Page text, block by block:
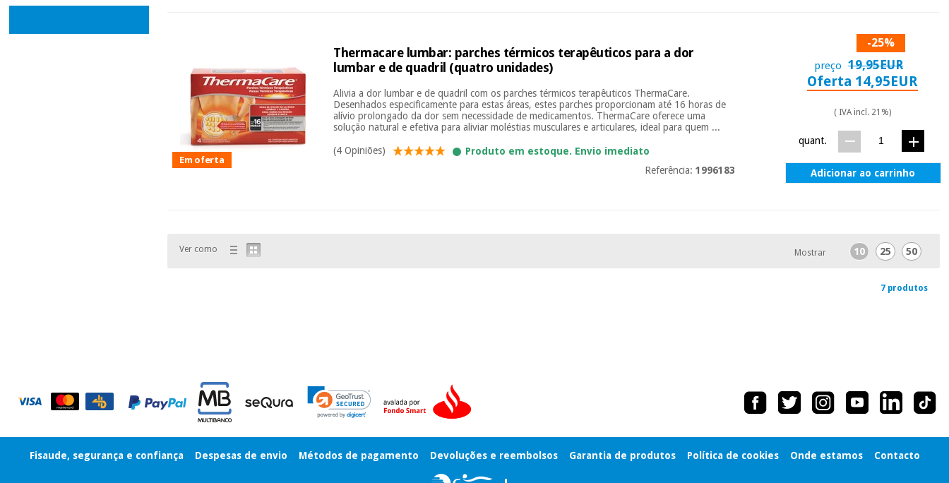
Em oferta
Thermacare lumbar: parches térmicos terapêuticos para a dor
lumbar e de quadril (quatro unidades)
Alivia a dor lumbar e de quadril com os parches térmicos terapêuticos ThermaCare.
Desenhados especificamente para estas áreas, estes parches proporcionam até 16 horas de
alívio prolongado da dor sem necessidade de medicamentos. ThermaCare oferece uma
solução natural e efetiva para aliviar moléstias musculares e articulares, ideal para quem ...
(4 Opiniões)
Produto em estoque. Envio imediato
Referência: 1996183
-25%
preço 19,95EUR
Oferta 14,95EUR
( IVA incl. 21%)
quant.
Adicionar ao carrinho
Ver como Mostrar 10 25 50
7 produtos
Fisaude, segurança e confiança Despesas de envio Métodos de pagamento Devoluções e reembolsos Garantia de produtos Política de cookies Onde estamos Contacto